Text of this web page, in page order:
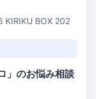
KIRIKU BOX 202
」のお悩み相談